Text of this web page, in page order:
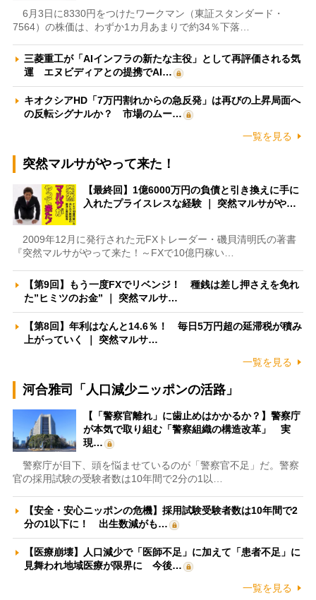
6月3日に8330円をつけたワークマン（東証スタンダード・
7564）の株価は、わずか1カ月あまりで約34％下落…
三菱重工が「AIインフラの新たな主役」として再評価される気
運 エヌビディアとの提携でAI…
キオクシアHD「7万円割れからの急反発」は再びの上昇局面へ
の反転シグナルか？ 市場のムー…
一覧を見る
突然マルサがやって来た！
【最終回】1億6000万円の負債と引き換えに手に
入れたプライスレスな経験 ｜ 突然マルサがや…
2009年12月に発行された元FXトレーダー・磯貝清明氏の著書
『突然マルサがやって来た！～FXで10億円稼い…
【第9回】もう一度FXでリベンジ！ 種銭は差し押さえを免れ
た”ヒミツのお金” ｜ 突然マルサ…
【第8回】年利はなんと14.6％！ 毎日5万円超の延滞税が積み
上がっていく ｜ 突然マルサ…
一覧を見る
河合雅司「人口減少ニッポンの活路」
【「警察官離れ」に歯止めはかかるか？】警察庁
が本気で取り組む「警察組織の構造改革」 実
現…
警察庁が目下、頭を悩ませているのが「警察官不足」だ。警察
官の採用試験の受験者数は10年間で2分の1以…
【安全・安心ニッポンの危機】採用試験受験者数は10年間で2
分の1以下に！ 出生数減がも…
【医療崩壊】人口減少で「医師不足」に加えて「患者不足」に
見舞われ地域医療が限界に 今後…
一覧を見る